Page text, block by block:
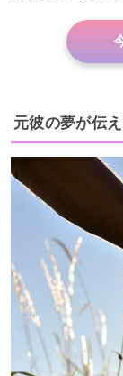
元彼の夢が伝